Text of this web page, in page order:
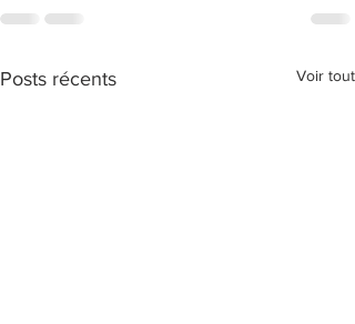
Posts récents Voir tout